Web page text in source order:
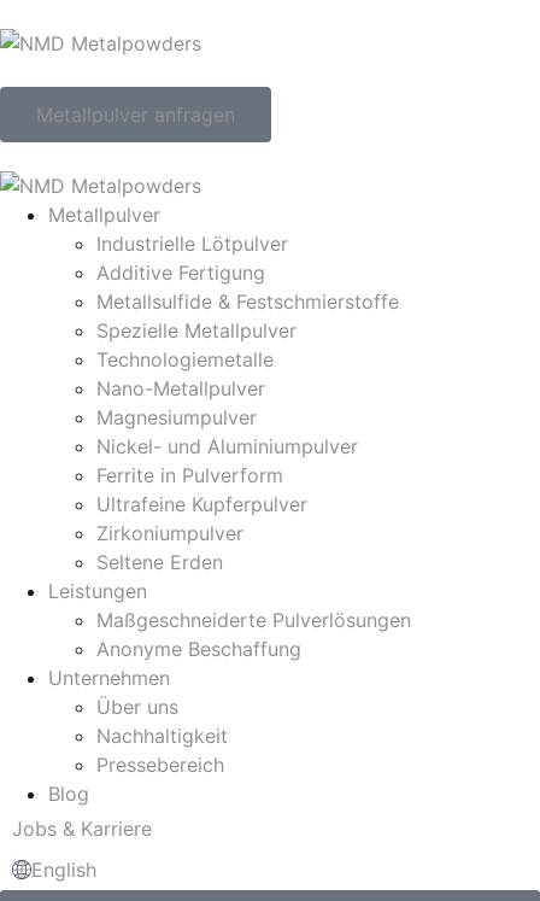
Metallpulver anfragen
Metallpulver
Industrielle Lötpulver
Additive Fertigung
Metallsulfide & Festschmierstoffe
Spezielle Metallpulver
Technologiemetalle
Nano-Metallpulver
Magnesiumpulver
Nickel- und Aluminiumpulver
Ferrite in Pulverform
Ultrafeine Kupferpulver
Zirkoniumpulver
Seltene Erden
Leistungen
Maßgeschneiderte Pulverlösungen
Anonyme Beschaffung
Unternehmen
Über uns
Nachhaltigkeit
Pressebereich
Blog
Jobs & Karriere
English